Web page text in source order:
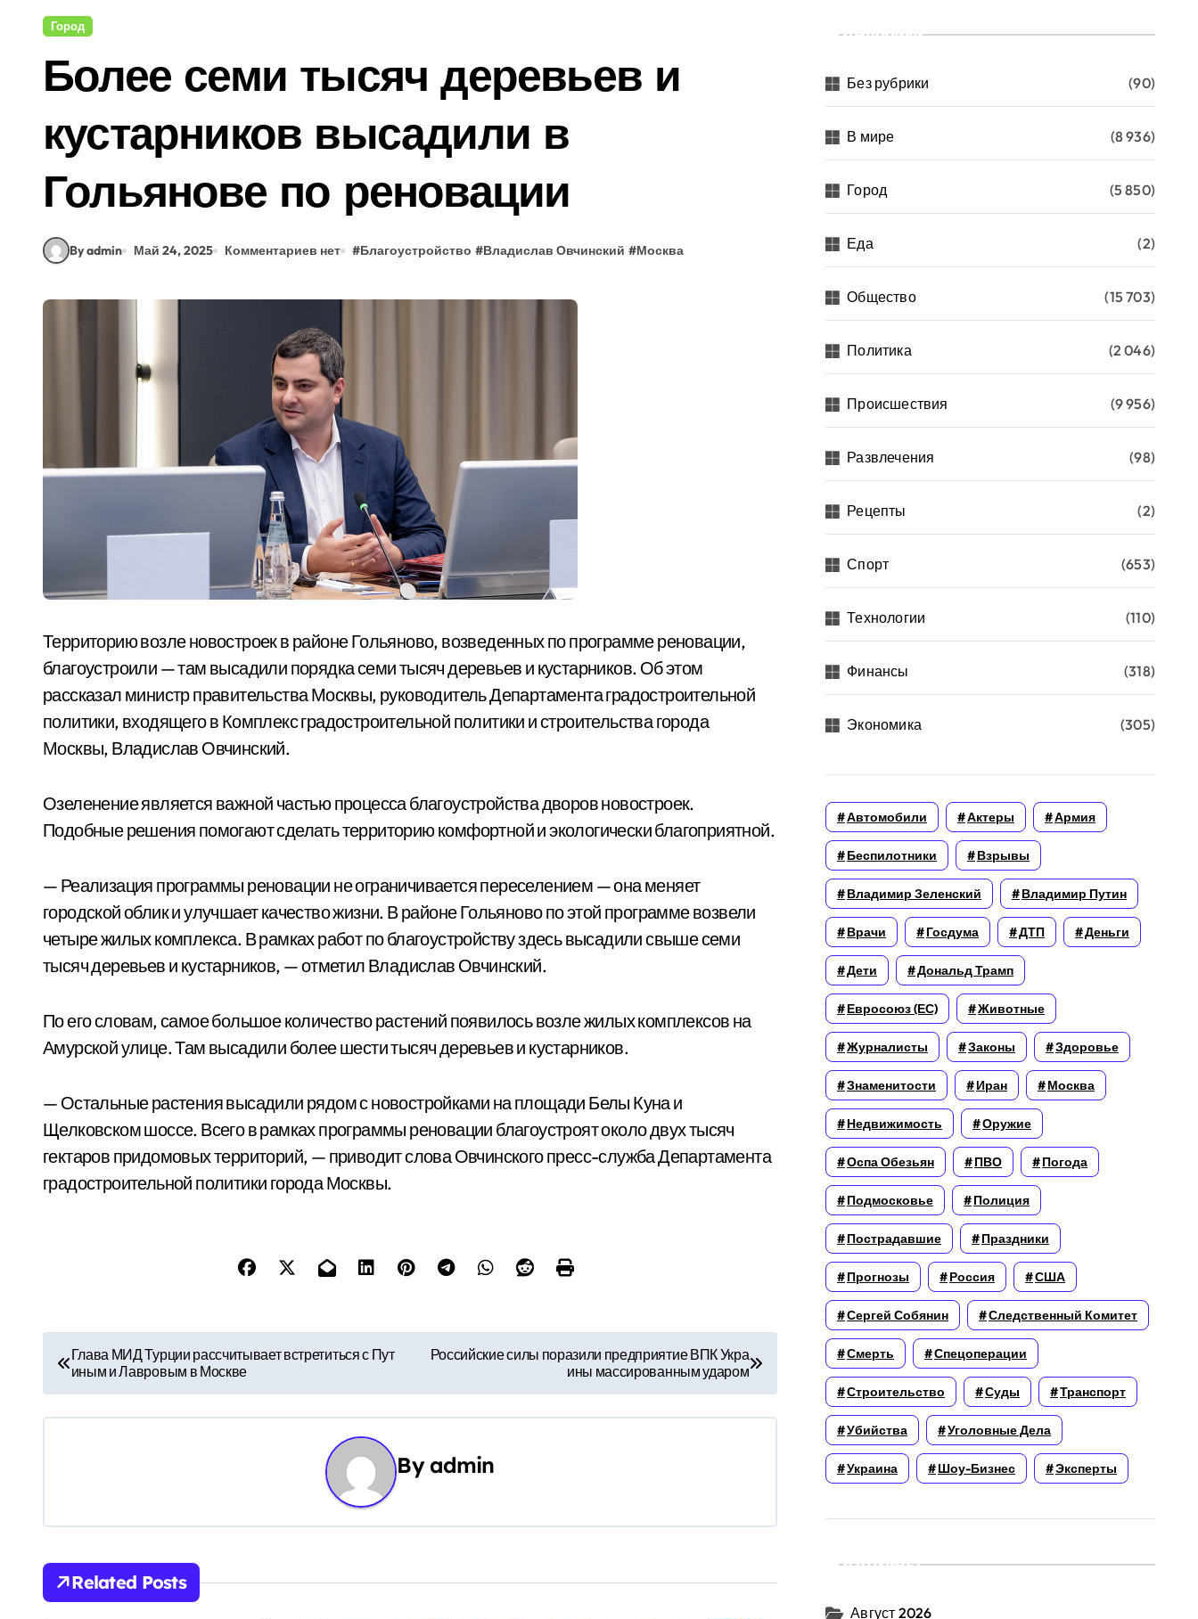
Город
Более семи тысяч деревьев и
кустарников высадили в
Гольянове по реновации
By admin Май 24, 2025 Комментариев нет #Благоустройство #Владислав Овчинский #Москва
Территорию возле новостроек в районе Гольяново, возведенных по программе реновации,
благоустроили — там высадили порядка семи тысяч деревьев и кустарников. Об этом
рассказал министр правительства Москвы, руководитель Департамента градостроительной
политики, входящего в Комплекс градостроительной политики и строительства города
Москвы, Владислав Овчинский.
Озеленение является важной частью процесса благоустройства дворов новостроек.
Подобные решения помогают сделать территорию комфортной и экологически благоприятной.
— Реализация программы реновации не ограничивается переселением — она меняет
городской облик и улучшает качество жизни. В районе Гольяново по этой программе возвели
четыре жилых комплекса. В рамках работ по благоустройству здесь высадили свыше семи
тысяч деревьев и кустарников, — отметил Владислав Овчинский.
По его словам, самое большое количество растений появилось возле жилых комплексов на
Амурской улице. Там высадили более шести тысяч деревьев и кустарников.
— Остальные растения высадили рядом с новостройками на площади Белы Куна и
Щелковском шоссе. Всего в рамках программы реновации благоустроят около двух тысяч
гектаров придомовых территорий, — приводит слова Овчинского пресс-служба Департамента
градостроительной политики города Москвы.
а
в
а
ц
и
Глава МИД Турции рассчитывает встретиться с Пут
иным и Лавровым в Москве
Российские силы поразили предприятие ВПК Укра
ины массированным ударом
Byadmin
Related Posts
Рубрики
Без рубрики (90)
В мире (8 936)
Город (5 850)
Еда (2)
Общество (15 703)
Политика (2 046)
Происшествия (9 956)
Развлечения (98)
Рецепты (2)
Спорт (653)
Технологии (110)
Финансы (318)
Экономика (305)
Автомобили Актеры Армия
Беспилотники Взрывы
Владимир Зеленский Владимир Путин
Врачи Госдума ДТП Деньги
Дети Дональд Трамп
Евросоюз (ЕС) Животные
Журналисты Законы Здоровье
Знаменитости Иран Москва
Недвижимость Оружие
Оспа Обезьян ПВО Погода
Подмосковье Полиция
Пострадавшие Праздники
Прогнозы Россия США
Сергей Собянин Следственный Комитет
Смерть Спецоперации
Строительство Суды Транспорт
Убийства Уголовные Дела
Украина Шоу-Бизнес Эксперты
Архивы
Август 2026